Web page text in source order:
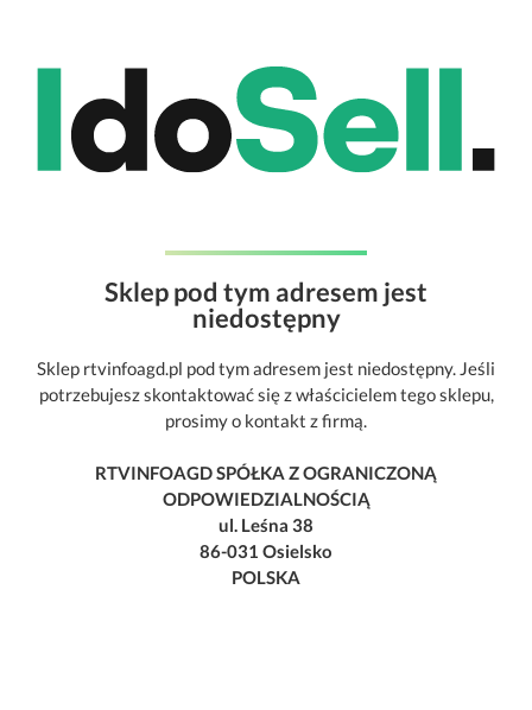
Sklep pod tym adresem jest
niedostępny
Sklep rtvinfoagd.pl pod tym adresem jest niedostępny. Jeśli
potrzebujesz skontaktować się z właścicielem tego sklepu,
prosimy o kontakt z firmą.
RTVINFOAGD SPÓŁKA Z OGRANICZONĄ
ODPOWIEDZIALNOŚCIĄ
ul. Leśna 38
86-031 Osielsko
POLSKA